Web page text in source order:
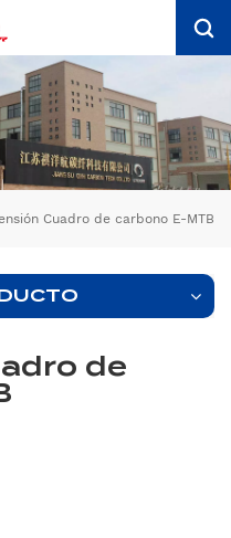
Cuadro de carbono E-MTB
de